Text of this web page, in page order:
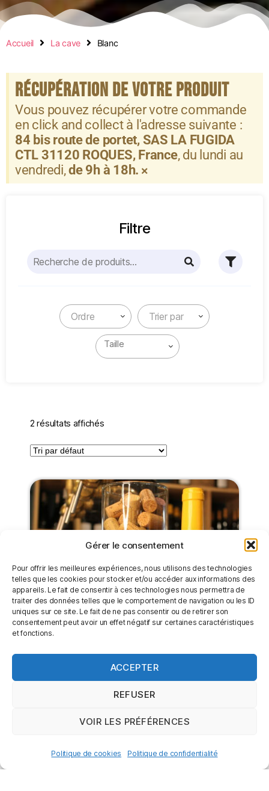
Gérer le consentement
Pour offrir les meilleures expériences, nous utilisons des technologies
telles que les cookies pour stocker et/ou accéder aux informations des
appareils. Le fait de consentir à ces technologies nous permettra de
traiter des données telles que le comportement de navigation ou les ID
uniques sur ce site. Le fait de ne pas consentir ou de retirer son
consentement peut avoir un effet négatif sur certaines caractéristiques
et fonctions.
ACCEPTER
REFUSER
VOIR LES PRÉFÉRENCES
Politique de cookies Politique de confidentialité
Accueil La cave Blanc
Récupération de votre produit
Vous pouvez récupérer votre commande
en click and collect à l'adresse suivante :
84 bis route de portet, SAS LA FUGIDA
CTL 31120 ROQUES, France, du lundi au
vendredi,de 9h à 18h. ×
Filtre
Ordre Trier par
2 résultats affichés
8,50€
AJOUTER AU PANIER